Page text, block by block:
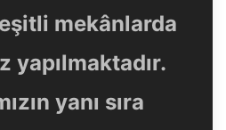
mekânlarda
yapılmaktadır.
yanı sıra